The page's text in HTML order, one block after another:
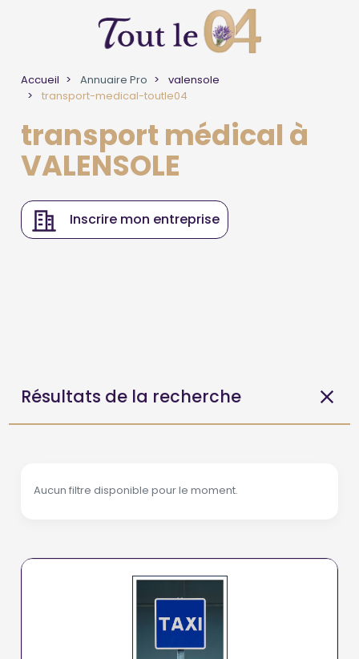
Accueil Annuaire Pro
valensole
transport-medical-toutle04
transport médical à
VALENSOLE
Inscrire mon entreprise
Résultats de la recherche
Aucun filtre disponible pour le moment.